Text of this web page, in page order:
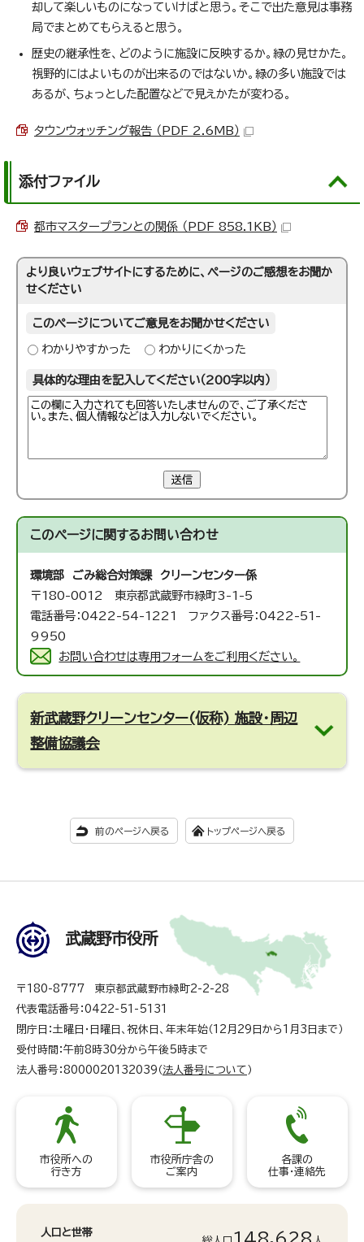
却して楽しいものになっていけばと思う。そこで出た意見は事務
局でまとめてもらえると思う。
歴史の継承性を、どのように施設に反映するか。緑の見せかた。
視野的にはよいものが出来るのではないか。緑の多い施設では
あるが、ちょっとした配置などで見えかたが変わる。
タウンウォッチング報告 （PDF 2.6MB）
添付ファイル
都市マスタープランとの関係 （PDF 858.1KB）
より良いウェブサイトにするために、ページのご感想をお聞か
せください
このページについてご意見をお聞かせください
わかりやすかった わかりにくかった
具体的な理由を記入してください（200字以内）
送信
このページに関するお問い合わせ
環境部 ごみ総合対策課 クリーンセンター係
〒180-0012 東京都武蔵野市緑町3-1-5
電話番号：0422-54-1221 ファクス番号：0422-51-
9950
お問い合わせは専用フォームをご利用ください。
新武蔵野クリーンセンター(仮称) 施設・周辺
整備協議会
前のページへ戻る トップページへ戻る
武蔵野市役所
〒180-8777 東京都武蔵野市緑町2-2-28
代表電話番号：0422-51-5131
閉庁日：土曜日・日曜日、祝休日、年末年始（12月29日から1月3日まで）
受付時間：午前8時30分から午後5時まで
法人番号：8000020132039（ 法人番号について ）
市役所への
行き方
市役所庁舎の
ご案内
各課の
仕事・連絡先
人口と世帯 148,628